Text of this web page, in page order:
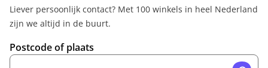
Liever persoonlijk contact? Met 100 winkels in heel Nederland
zijn we altijd in de buurt.
Postcode of plaats